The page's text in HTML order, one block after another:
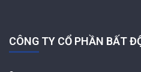
CÔNG TY CỔ PHẦN BẤT